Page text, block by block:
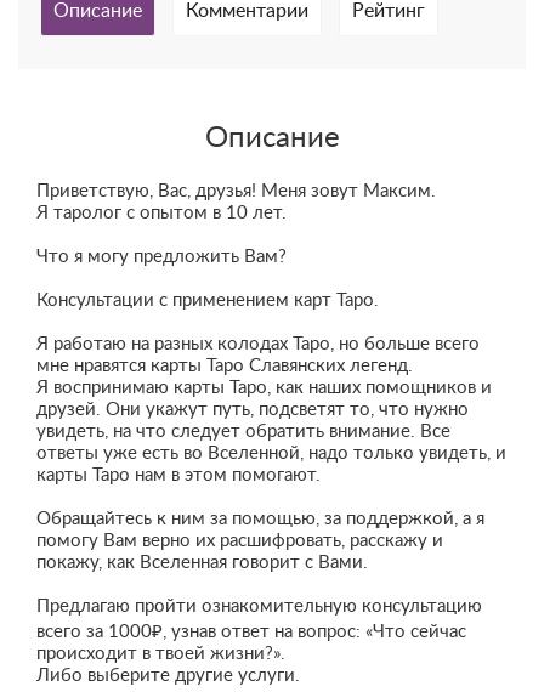
Описание Комментарии Рейтинг
Описание
Приветствую, Вас, друзья! Меня зовут Максим.
Я таролог с опытом в 10 лет.
Что я могу предложить Вам?
Консультации с применением карт Таро.
Я работаю на разных колодах Таро, но больше всего
мне нравятся карты Таро Славянских легенд.
Я воспринимаю карты Таро, как наших помощников и
друзей. Они укажут путь, подсветят то, что нужно
увидеть, на что следует обратить внимание. Все
ответы уже есть во Вселенной, надо только увидеть, и
карты Таро нам в этом помогают.
Обращайтесь к ним за помощью, за поддержкой, а я
помогу Вам верно их расшифровать, расскажу и
покажу, как Вселенная говорит с Вами.
Предлагаю пройти ознакомительную консультацию
всего за 1000₽, узнав ответ на вопрос: «Что сейчас
происходит в твоей жизни?».
Либо выберите другие услуги.